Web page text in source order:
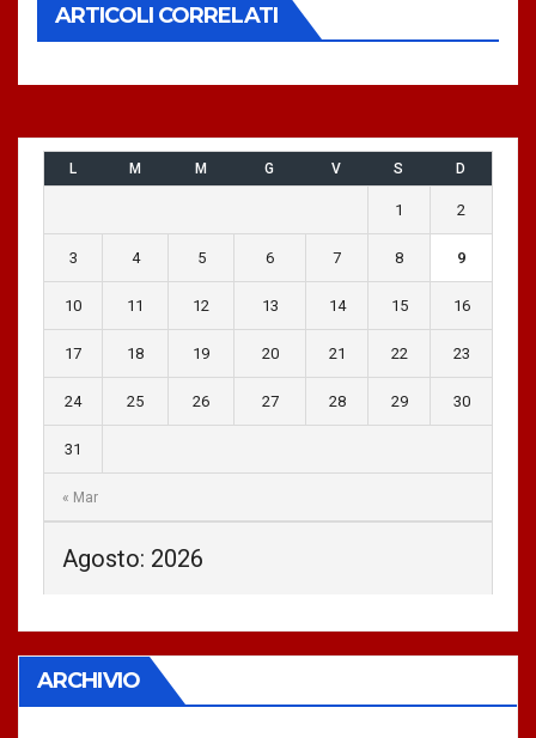
ARTICOLI CORRELATI
Agosto: 2026
L M M G V S D
« Mar
1 2
3 4 5 6 7 8 9
10 11 12 13 14 15 16
17 18 19 20 21 22 23
24 25 26 27 28 29 30
31
ARCHIVIO